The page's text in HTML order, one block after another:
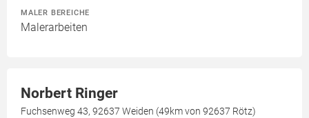
MALER BEREICHE
Malerarbeiten
Norbert Ringer
Fuchsenweg 43, 92637 Weiden (49km von 92637 Rötz)